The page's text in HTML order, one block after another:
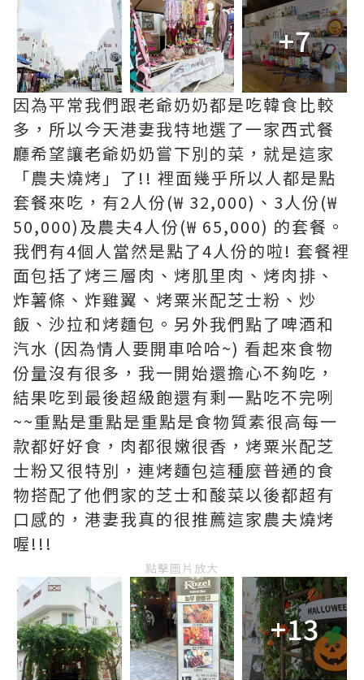
+7
因為平常我們跟老爺奶奶都是吃韓食比較
多，所以今天港妻我特地選了一家西式餐
廳希望讓老爺奶奶嘗下別的菜，就是這家
「農夫燒烤」了!! 裡面幾乎所以人都是點
套餐來吃，有2人份(₩ 32,000)、3人份(₩
50,000)及農夫4人份(₩ 65,000) 的套餐。
我們有4個人當然是點了4人份的啦! 套餐裡
面包括了烤三層肉、烤肌里肉、烤肉排、
炸薯條、炸雞翼、烤粟米配芝士粉、炒
飯、沙拉和烤麵包。另外我們點了啤酒和
汽水 (因為情人要開車哈哈~) 看起來食物
份量沒有很多，我一開始還擔心不夠吃，
結果吃到最後超級飽還有剩一點吃不完咧
~~重點是重點是重點是食物質素很高每一
款都好好食，肉都很嫩很香，烤粟米配芝
士粉又很特別，連烤麵包這種麼普通的食
物搭配了他們家的芝士和酸菜以後都超有
口感的，港妻我真的很推薦這家農夫燒烤
喔!!!
點擊圖片放大
+13